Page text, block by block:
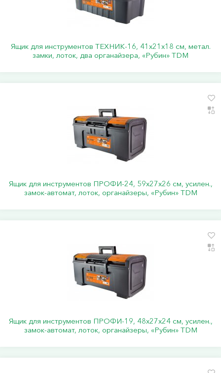
Ящик для инструментов ТЕХНИК-16, 41х21х18 см, метал.
замки, лоток, два органайзера, «Рубин» TDM
Ящик для инструментов ПРОФИ-24, 59х27х26 см, усилен.,
замок-автомат, лоток, органайзеры, «Рубин» TDM
Ящик для инструментов ПРОФИ-19, 48х27х24 см, усилен.,
замок-автомат, лоток, органайзеры, «Рубин» TDM